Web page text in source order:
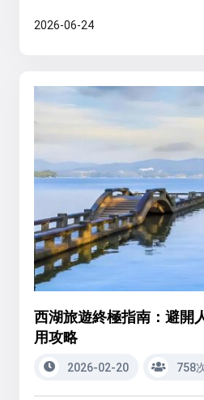
2026-06-24
西湖旅遊終極指南：避開
用攻略
2026-02-20 758